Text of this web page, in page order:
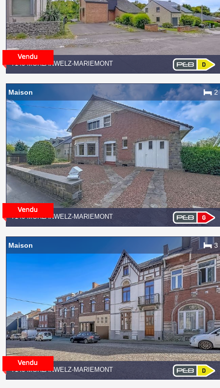
7140 MORLANWELZ-MARIEMONT
7140 MORLANWELZ-MARIEMONT
Maison 2
7140 MORLANWELZ-MARIEMONT
Maison 3